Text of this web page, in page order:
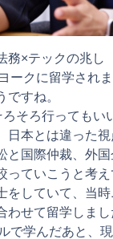
務×テックの兆し
ークに留学され
すね。
そろ行っても
日本とは違った
と国際仲裁、外
っていこうと考
をしていて、当
わせて留学しまし
で学んだあと、